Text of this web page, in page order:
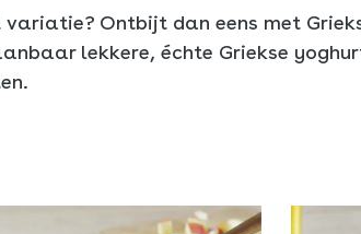
Ontbijt dan eens met
lekkere, échte Griekse